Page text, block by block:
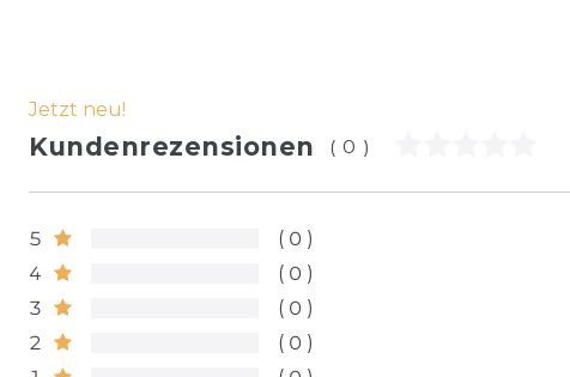
Jetzt neu!
Kundenrezensionen (0)
5
0
4
0
3
0
2
0